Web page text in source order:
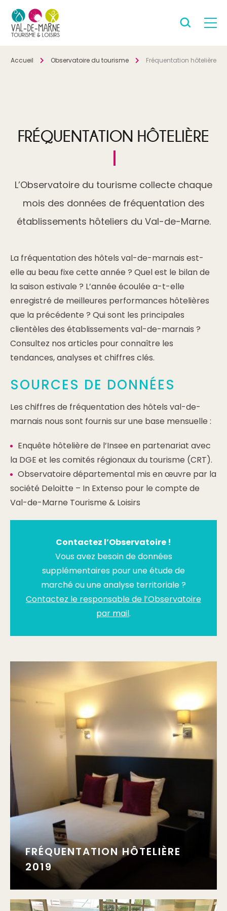
Accueil Observatoire du tourisme Fréquentation hôtelière
FRÉQUENTATION HÔTELIÈRE
L’Observatoire du tourisme collecte chaque
mois des données de fréquentation des
établissements hôteliers du Val-de-Marne.
La fréquentation des hôtels val-de-marnais est-
elle au beau fixe cette année ? Quel est le bilan de
la saison estivale ? L’année écoulée a-t-elle
enregistré de meilleures performances hôtelières
que la précédente ? Qui sont les principales
clientèles des établissements val-de-marnais ?
Consultez nos articles pour connaître les
tendances, analyses et chiffres clés.
SOURCES DE DONNÉES
Les chiffres de fréquentation des hôtels val-de-
marnais nous sont fournis sur une base mensuelle :
Enquête hôtelière de l’Insee en partenariat avec
la DGE et les comités régionaux du tourisme (CRT).
Observatoire départemental mis en œuvre par la
société Deloitte – In Extenso pour le compte de
Val-de-Marne Tourisme & Loisirs
Contactez l’Observatoire !
Vous avez besoin de données
supplémentaires pour une étude de
marché ou une analyse territoriale ?
Contactez le responsable de l’Observatoire
par mail.
FRÉQUENTATION HÔTELIÈRE
2019